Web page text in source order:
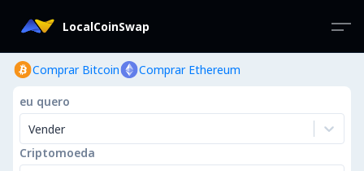
LocalCoinSwap
Comprar Bitcoin Comprar Ethereum
eu quero
Vender
Criptomoeda